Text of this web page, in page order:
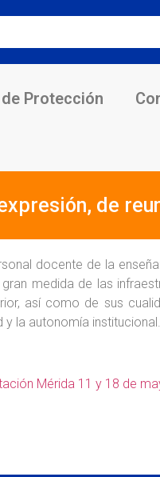
Protección
de
docente de la
medida de las
así como de sus
la autonomía
Mérida 11 y 18 de